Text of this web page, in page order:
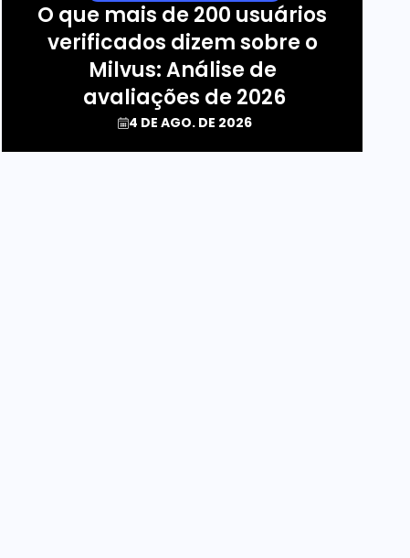
O que mais de 200 usuários
verificados dizem sobre o
Milvus: Análise de
avaliações de 2026
4 DE AGO. DE 2026